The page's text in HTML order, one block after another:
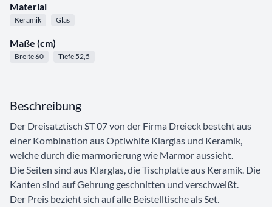
Material
Keramik Glas
Maße (cm)
Breite 60 Tiefe 52,5
Beschreibung
Der Dreisatztisch ST 07 von der Firma Dreieck besteht aus
einer Kombination aus Optiwhite Klarglas und Keramik,
welche durch die marmorierung wie Marmor aussieht.
Die Seiten sind aus Klarglas, die Tischplatte aus Keramik. Die
Kanten sind auf Gehrung geschnitten und verschweißt.
Der Preis bezieht sich auf alle Beistelltische als Set.